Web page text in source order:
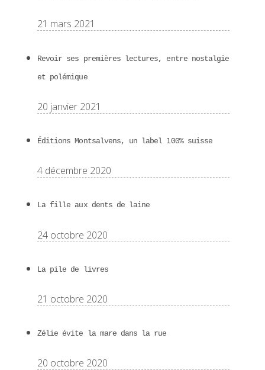
21 mars 2021
Revoir ses premières lectures, entre nostalgie
et polémique
20 janvier 2021
Éditions Montsalvens, un label 100% suisse
4 décembre 2020
La fille aux dents de laine
24 octobre 2020
La pile de livres
21 octobre 2020
Zélie évite la mare dans la rue
20 octobre 2020